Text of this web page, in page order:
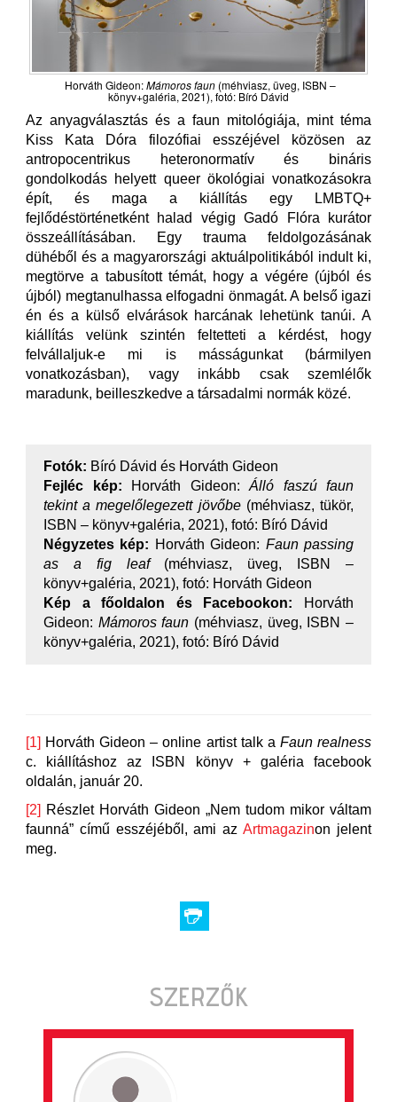
Horváth Gideon:Mámoros faun(méhviasz, üveg, ISBN –
könyv+galéria, 2021), fotó: Bíró Dávid
Az anyagválasztás és a faun mitológiája, mint téma
Kiss Kata Dóra filozófiai esszéjével közösen az
antropocentrikus heteronormatív és bináris
gondolkodás helyett queer ökológiai vonatkozásokra
épít, és maga a kiállítás egy LMBTQ+
fejlődéstörténetként halad végig Gadó Flóra kurátor
összeállításában. Egy trauma feldolgozásának
dühéből és a magyarországi aktuálpolitikából indult ki,
megtörve a tabusított témát, hogy a végére (újból és
újból) megtanulhassa elfogadni önmagát. A belső igazi
én és a külső elvárások harcának lehetünk tanúi. A
kiállítás velünk szintén feltetteti a kérdést, hogy
felvállaljuk-e mi is másságunkat (bármilyen
vonatkozásban), vagy inkább csak szemlélők
maradunk, beilleszkedve a társadalmi normák közé.
Fotók: Bíró Dávid és Horváth Gideon
Fejléc kép:
Horváth Gideon: Álló faszú faun
tekint a megelőlegezett jövőbe (méhviasz, tükör,
ISBN – könyv+galéria, 2021), fotó: Bíró Dávid
Négyzetes kép: Horváth Gideon: Faun passing
as a fig leaf (méhviasz, üveg, ISBN –
könyv+galéria, 2021), fotó: Horváth Gideon
Kép a főoldalon és Facebookon: Horváth
Gideon: Mámoros faun (méhviasz, üveg, ISBN –
könyv+galéria, 2021), fotó: Bíró Dávid
[1] Horváth Gideon – online artist talk a Faun realness
c. kiállításhoz az ISBN könyv + galéria facebook
oldalán, január 20.
[2] Részlet Horváth Gideon „Nem tudom mikor váltam
faunná” című esszéjéből, ami azArtmagazinon jelent
meg.
SZERZŐK